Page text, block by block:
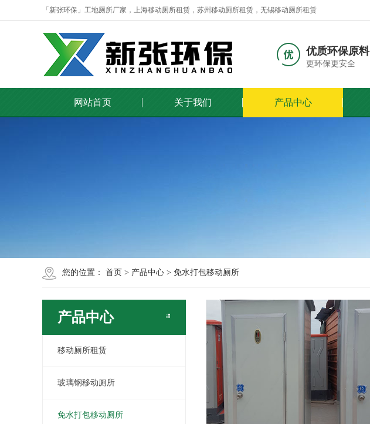
「新张环保」工地厕所厂家，上海移动厕所租赁，苏州移动厕所租赁，无锡移动厕所租赁
优质环保原料
更环保更安全
网站首页 关于我们 产品中心
您的位置： 首页 > 产品中心 > 免水打包移动厕所
产品中心
移动厕所租赁
玻璃钢移动厕所
免水打包移动厕所